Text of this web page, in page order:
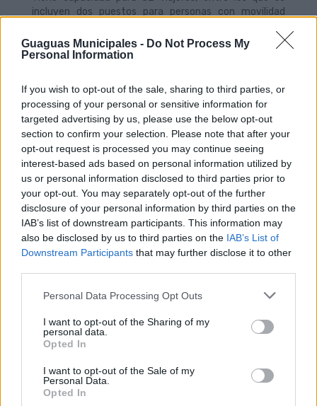
Guaguas Municipales - Do Not Process My
Personal Information
If you wish to opt-out of the sale, sharing to third parties, or
processing of your personal or sensitive information for
targeted advertising by us, please use the below opt-out
section to confirm your selection. Please note that after your
opt-out request is processed you may continue seeing
interest-based ads based on personal information utilized by
us or personal information disclosed to third parties prior to
your opt-out. You may separately opt-out of the further
disclosure of your personal information by third parties on the
IAB’s list of downstream participants. This information may
also be disclosed by us to third parties on the IAB’s List of
Downstream Participants that may further disclose it to other
Personal Data Processing Opt Outs
I want to opt-out of the Sharing of my
personal data.
Opted In
I want to opt-out of the Sale of my
Personal Data.
Opted In
incluyen dos puestos para personas con movilidad
El sistema de hidrógeno incorpora la pila de
combustible de la marca Toyota, con 60 kW de
con una capacidad total 37,5 kilogramos de
almacenamiento de H2. El motor de tracción de
Siemens debita una potencia máxima de 180 kW y el
inversor de tensión ELFA 2, también de Siemens,
gestiona toda la potencia del motor.
El sistema de hidrógeno se complementa con las
baterías de tracción, de tecnología de iones de litio tipo
LTO, con una capacidad total de 44 kWh, donde se
almacena la energía generada por la pila de
combustible y la energía generada por el sistema de
frenado regenerativo.
Este vehículo ofrece flexibilidad en la logística, ya que
no necesita más de 9 minutos para repostar
de planificación, que envía información detallada en
tiempo real a una plataforma. Los técnicos de Guaguas
Municipales pueden recibir alertas de desvíos, obtener
el rendimiento del vehículo, estadísticas y
entre otros ítems tecnológicos.